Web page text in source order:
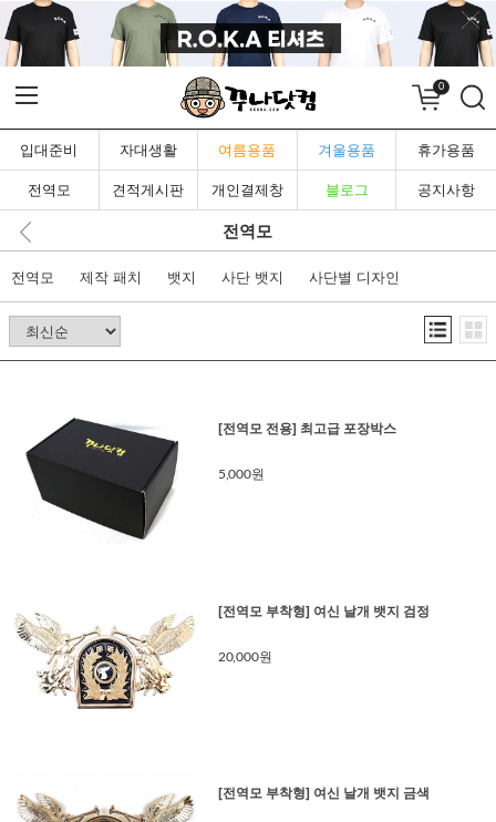
0
입대준비 자대생활 여름용품 겨울용품 휴가용품
전역모 견적게시판 개인결제창 블로그 공지사항
전역모
전역모 제작 패치 뱃지 사단 뱃지 사단별 디자인
[전역모 전용] 최고급 포장박스
5,000원
[전역모 부착형] 여신 날개 뱃지 검정
20,000원
[전역모 부착형] 여신 날개 뱃지 금색